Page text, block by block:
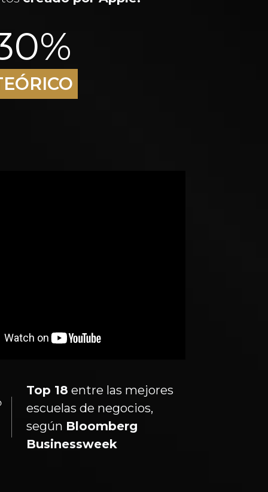
Top 18 entre las mejores
escuelas de negocios,
según Bloomberg
Businessweek